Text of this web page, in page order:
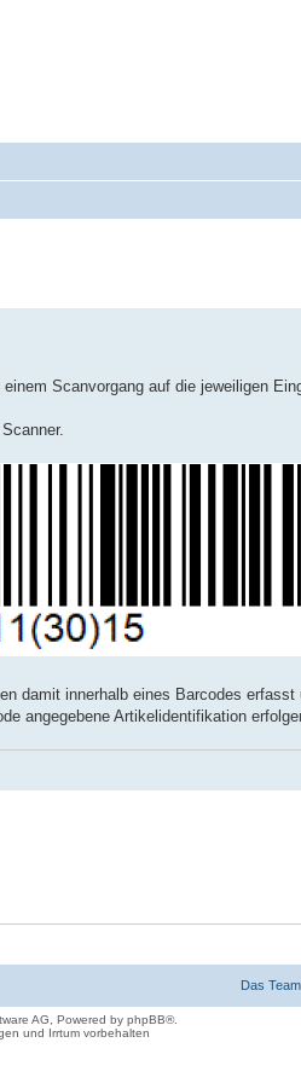
Scanvorgang auf die jeweiligen
damit innerhalb eines Barcodes erfasst
angegebene Artikelidentifikation
Das Team
AG, Powered by phpBB®.
und Irrtum vorbehalten